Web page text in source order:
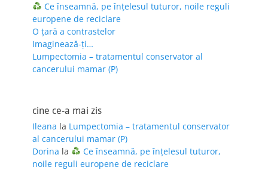
Ce înseamnă, pe înțelesul tuturor, noile reguli
europene de reciclare
O țară a contrastelor
Imaginează-ți…
Lumpectomia – tratamentul conservator al
cancerului mamar (P)
cine ce-a mai zis
Ileana la Lumpectomia – tratamentul conservator
al cancerului mamar (P)
Dorina la
Ce înseamnă, pe înțelesul tuturor,
noile reguli europene de reciclare